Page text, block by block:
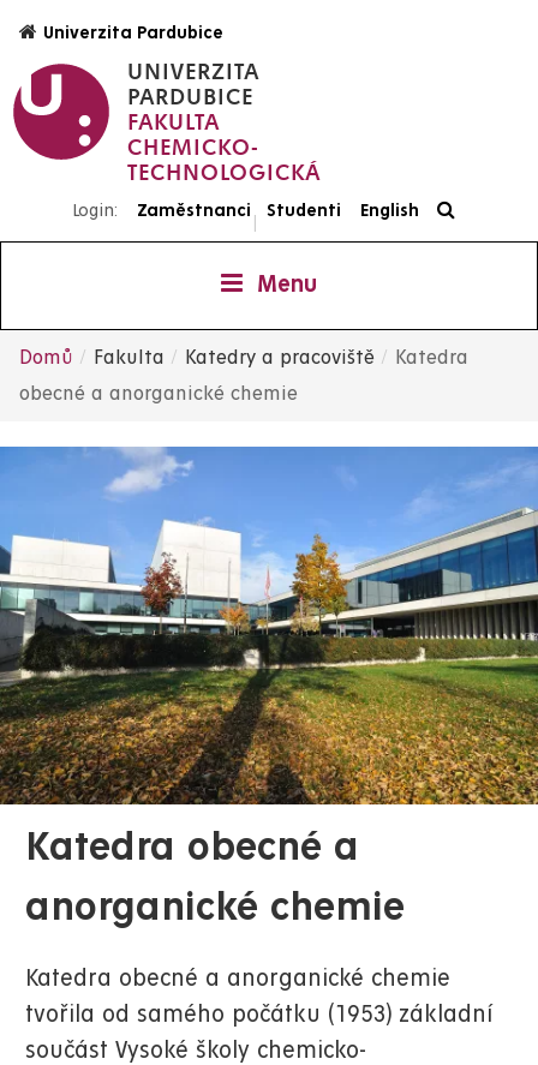
hlavnímu
obsahu
UNIVERZITA
PARDUBICE
FAKULTA
CHEMICKO-
TECHNOLOGICKÁ
Univerzita Pardubice
Login: Zaměstnanci
|
Studenti English
Menu
Drobečková
navigace
Domů Fakulta Katedry a pracoviště
Katedra
obecné a anorganické chemie
Katedra obecné a
anorganické chemie
Katedra obecné a anorganické chemie
tvořila od samého počátku (1953) základní
součást Vysoké školy chemicko-